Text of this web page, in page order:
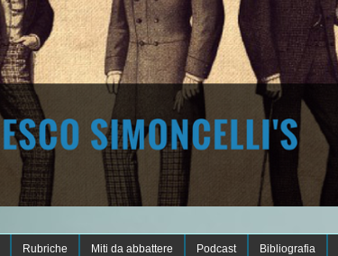
Rubriche Miti da abbattere Podcast Bibliografia